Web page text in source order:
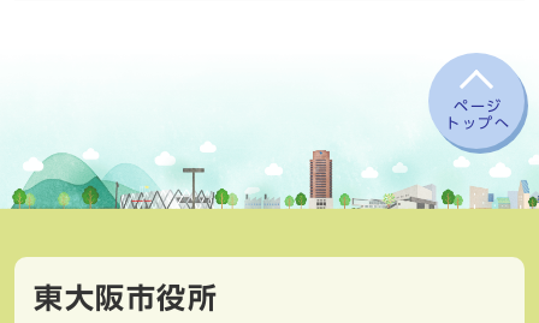
ページ
トップへ
東大阪市役所